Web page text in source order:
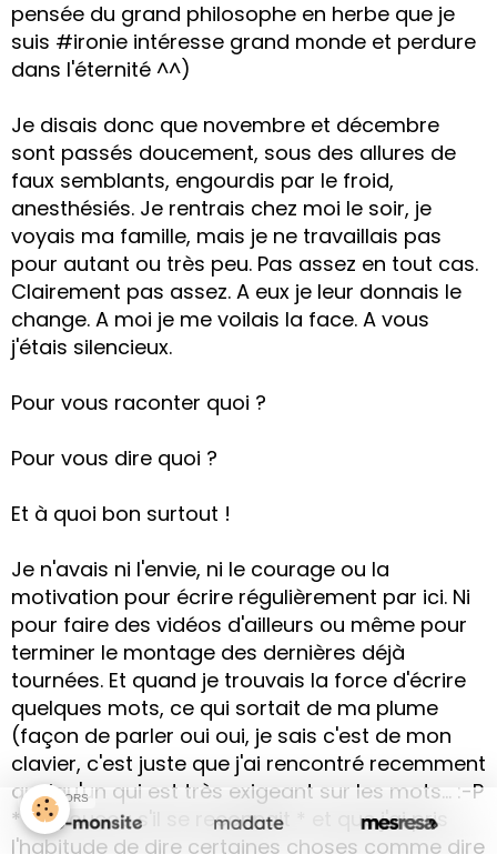
pensée du grand philosophe en herbe que je
suis #ironie intéresse grand monde et perdure
dans l'éternité ^^)
Je disais donc que novembre et décembre
sont passés doucement, sous des allures de
faux semblants, engourdis par le froid,
anesthésiés. Je rentrais chez moi le soir, je
voyais ma famille, mais je ne travaillais pas
pour autant ou très peu. Pas assez en tout cas.
Clairement pas assez. A eux je leur donnais le
change. A moi je me voilais la face. A vous
j'étais silencieux.
Pour vous raconter quoi ?
Pour vous dire quoi ?
Et à quoi bon surtout !
Je n'avais ni l'envie, ni le courage ou la
motivation pour écrire régulièrement par ici. Ni
pour faire des vidéos d'ailleurs ou même pour
terminer le montage des dernières déjà
tournées. Et quand je trouvais la force d'écrire
quelques mots, ce qui sortait de ma plume
(façon de parler oui oui, je sais c'est de mon
clavier, c'est juste que j'ai rencontré recemment
quelqu'un qui est très exigeant sur les mots... :-P
* un coucou s'il se reconnait * et que j'ai pris
l'habitude de dire certaines choses comme dire
SPONSORS